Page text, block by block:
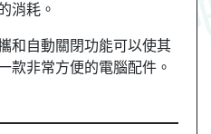
消耗。
和自動關閉功能可以使其
款非常方便的電腦配件。